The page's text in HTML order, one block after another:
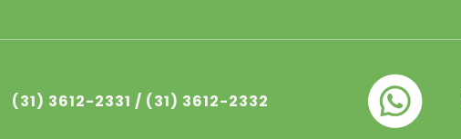
(31) 3612-2331 / (31) 3612-2332